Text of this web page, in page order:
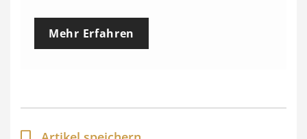
e
p
a
Mehr Erfahren